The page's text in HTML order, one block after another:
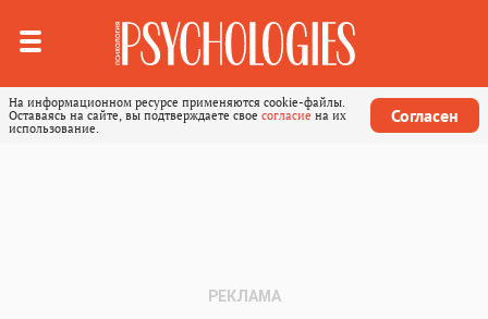
На информационном ресурсе применяются cookie-файлы.
Оставаясь на сайте, вы подтверждаете свое согласие на их
использование.
Согласен